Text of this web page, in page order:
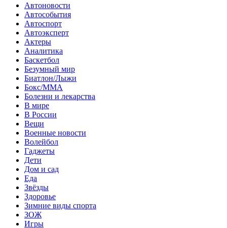
Автоновости
Автособытия
Автоспорт
Автоэксперт
Актеры
Аналитика
Баскетбол
Безумный мир
Биатлон/Лыжи
Бокс/MMA
Болезни и лекарства
В мире
В России
Вещи
Военные новости
Волейбол
Гаджеты
Дети
Дом и сад
Еда
Звёзды
Здоровье
Зимние виды спорта
ЗОЖ
Игры